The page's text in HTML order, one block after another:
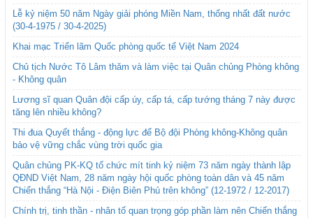
Lễ kỷ niệm 50 năm Ngày giải phóng Miền Nam, thống nhất đất nước
(30-4-1975 / 30-4-2025)
Khai mạc Triển lãm Quốc phòng quốc tế Việt Nam 2024
Chủ tịch Nước Tô Lâm thăm và làm việc tại Quân chủng Phòng không
- Không quân
Lương sĩ quan Quân đội cấp úy, cấp tá, cấp tướng tháng 7 này được
tăng lên nhiều không?
Thi đua Quyết thắng - động lực để Bộ đội Phòng không-Không quân
bảo vệ vững chắc vùng trời quốc gia
Quân chủng PK-KQ tổ chức mít tinh kỷ niệm 73 năm ngày thành lập
QĐND Việt Nam, 28 năm ngày hội quốc phòng toàn dân và 45 năm
Chiến thắng “Hà Nội - Điện Biên Phủ trên không” (12-1972 / 12-2017)
Chính trị, tinh thần - nhân tố quan trọng góp phần làm nên Chiến thắng